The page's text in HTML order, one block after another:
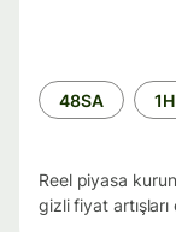
Zaman
aralığı
48SA 1H
Reel piyasa
gizli fiyat